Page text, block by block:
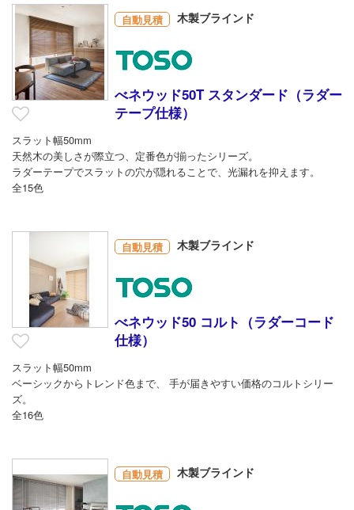
自動見積 木製ブラインド
べネウッド50T スタンダード（ラダー
テープ仕様）
スラット幅50mm
天然木の美しさが際立つ、定番色が揃ったシリーズ。
ラダーテープでスラットの穴が隠れることで、光漏れを抑えます。
全15色
自動見積 木製ブラインド
べネウッド50 コルト（ラダーコード
仕様）
スラット幅50mm
ベーシックからトレンド色まで、 手が届きやすい価格のコルトシリー
ズ。
全16色
自動見積 木製ブラインド